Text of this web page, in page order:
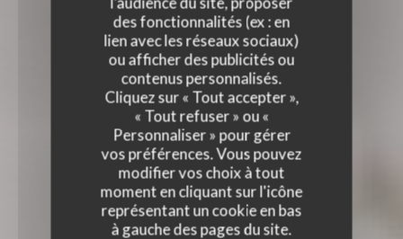
des fonctionnalités (ex : en
lien avec les réseaux sociaux)
ou afficher des publicités ou
contenus personnalisés.
Cliquez sur « Tout accepter »,
« Tout refuser » ou «
Personnaliser » pour gérer
vos préférences. Vous pouvez
modifier vos choix à tout
moment en cliquant sur l'icône
représentant un cookie en bas
à gauche des pages du site.